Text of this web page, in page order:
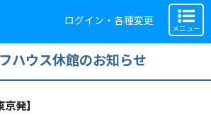
ログイン・各種変更
メニュー
ハウス休館のお知らせ
発】